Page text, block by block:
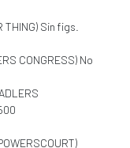
THING) Sin figs.
CONGRESS) No